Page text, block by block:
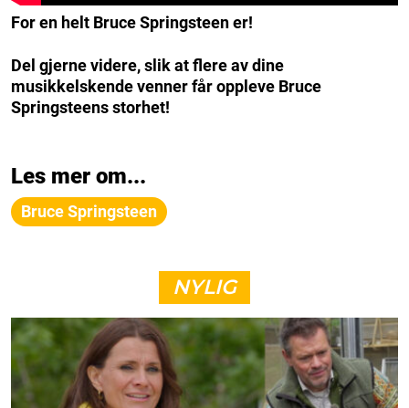
For en helt Bruce Springsteen er!
Del gjerne videre, slik at flere av dine
musikkelskende venner får oppleve Bruce
Springsteens storhet!
Les mer om...
Bruce Springsteen
NYLIG